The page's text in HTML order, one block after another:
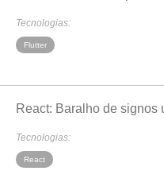
Tecnologias:
Flutter
React: Baralho de signos
Tecnologias:
React